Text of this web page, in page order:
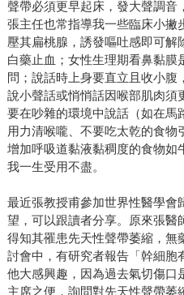
聲帶必須更早起床，發大聲調音
張主任也常指導我一些臨床小撇
壓其扁桃腺，誘發嘔吐感即可
白藥止血；女性生理期看鼻黏膜
問；說話時上身要直立且收小腹
說小聲話或悄悄話因喉部肌肉須
要在吵雜的環境中說話（如在馬
用力清喉嚨、不要吃太乾的食
增加呼吸道黏液黏稠度的食物如
我一生受用不盡。
最近張教授甫參加世界性醫學會
望，可以跟讀者分享。原來張醫
得知其罹患先天性聲帶萎縮，無
討會中，有研究者報告「幹細胞
他大感興趣，因為過去氣切傷口
主席之便，詢問對先天性聲帶